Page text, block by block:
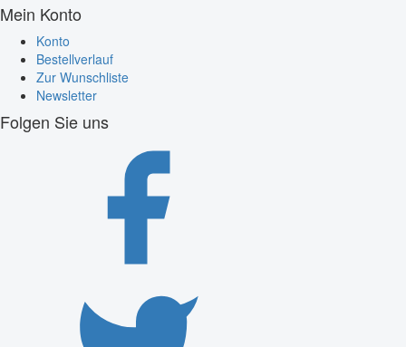
Mein Konto
Konto
Bestellverlauf
Zur Wunschliste
Newsletter
Folgen Sie uns